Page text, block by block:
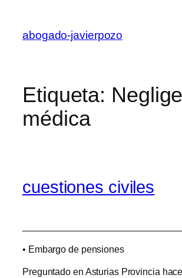
contenido
abogado-javierpozo
Etiqueta:
médica
cuestiones civiles
• Embargo de pensiones
Preguntado en Asturias Provincia